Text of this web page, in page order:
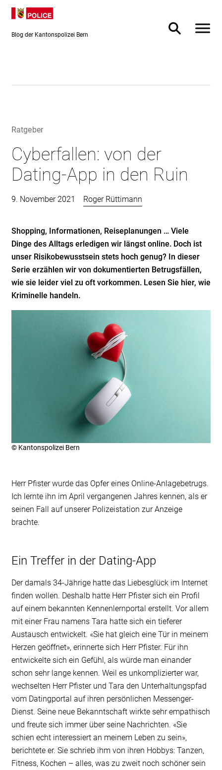
Direkt
zum
Inhalt
Direkt
SucheBlog der Kantonspolizei Bern
Ratgeber
Cyberfallen: von der
Dating-App in den Ruin
9. November 2021 Roger Rüttimann
Shopping, Informationen, Reiseplanungen … Viele
Dinge des Alltags erledigen wir längst online. Doch ist
unser Risikobewusstsein stets hoch genug? In dieser
Serie erzählen wir von dokumentierten Betrugsfällen,
wie sie leider viel zu oft vorkommen. Lesen Sie hier, wie
Kriminelle handeln.
© Kantonspolizei Bern
Herr Pfister wurde das Opfer eines Online-Anlagebetrugs.
Ich lernte ihn im April vergangenen Jahres kennen, als er
seinen Fall auf unserer Polizeistation zur Anzeige
brachte.
Ein Treffer in der Dating-App
Der damals 34-Jährige hatte das Liebesglück im Internet
finden wollen. Deshalb hatte Herr Pfister sich ein Profil
auf einem bekannten Kennenlernportal erstellt. Vor allem
mit einer Frau namens Tara hatte sich ein tieferer
Austausch entwickelt. «Sie hat gleich eine Tür in meinem
Herzen geöffnet», erinnerte sich Herr Pfister. Für ihn
entwickelte sich ein Gefühl, als würde man einander
schon sehr lange kennen. Weil es unkomplizierter war,
wechselten Herr Pfister und Tara den Unterhaltungspfad
vom Datingportal auf ihren persönlichen Messenger-
Dienst. Seine neue Bekanntschaft wirkte sehr empathisch
und freute sich immer über seine Nachrichten. «Sie
schien echt interessiert an meinem Leben zu sein»,
berichtete er. Sie schrieb ihm von ihren Hobbys: Tanzen,
Fitness, Kochen – alles, was zu zweit noch schöner sein